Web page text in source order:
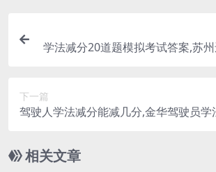
学法减分20道题模拟考试答案,苏
下一篇
驾驶人学法减分能减几分,金华驾驶员学
相关文章